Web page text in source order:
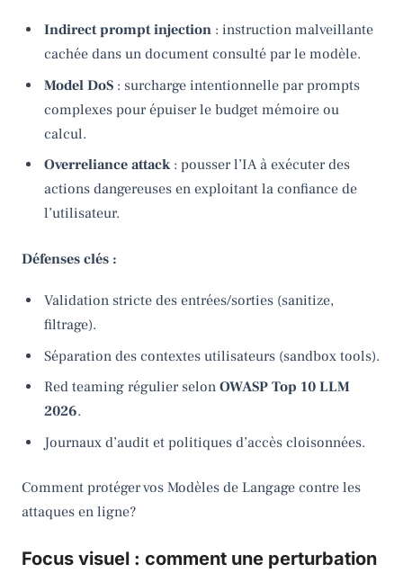
Indirect prompt injection: instruction malveillante
cachée dans un document consulté par le modèle.
Model DoS: surcharge intentionnelle par prompts
complexes pour épuiser le budget mémoire ou
calcul.
Overreliance attack: pousser l’IA à exécuter des
actions dangereuses en exploitant la confiance de
l’utilisateur.
Défenses clés :
Validation stricte des entrées/sorties (sanitize,
filtrage).
Séparation des contextes utilisateurs (sandbox tools).
Red teaming régulier selon OWASP Top 10 LLM
2026.
Journaux d’audit et politiques d’accès cloisonnées.
Comment protéger vos Modèles de Langage contre les
attaques en ligne?
Focus visuel : comment une perturbation